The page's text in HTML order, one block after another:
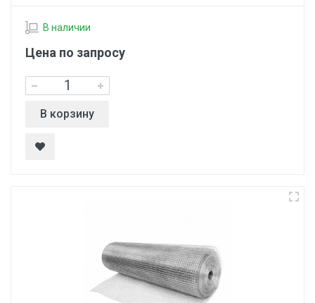
В наличии
Цена по запросу
В корзину